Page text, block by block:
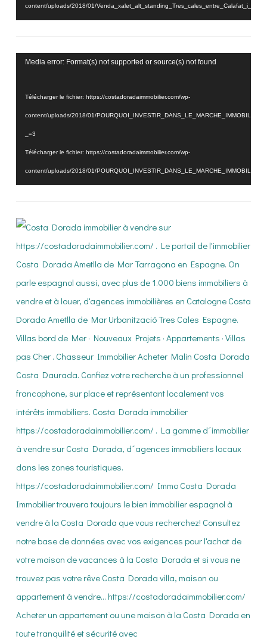
content/uploads/2018/01/
Lecteur
Media error: Format(s) not supported or source(s) not found
Télécharger le fichier: https://costadoradaimmobilier.com/wp-
content/uploads/2018/01/
_=3
Télécharger le fichier: https://costadoradaimmobilier.com/wp-
content/uploads/2018/01/